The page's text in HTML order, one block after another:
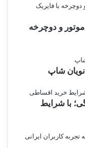
و دوچرخه
شاپ
با شرایط